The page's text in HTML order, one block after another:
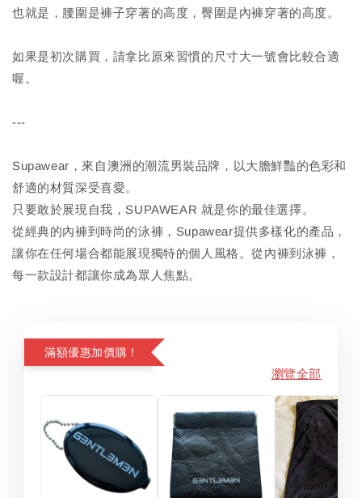
也就是，腰圍是褲子穿著的高度，臀圍是內褲穿著的高度。
如果是初次購買，請拿比原來習慣的尺寸大一號會比較合適
喔。
---
Supawear，來自澳洲的潮流男裝品牌，以大膽鮮豔的色彩和
舒適的材質深受喜愛。
只要敢於展現自我，SUPAWEAR 就是你的最佳選擇。
從經典的內褲到時尚的泳褲，Supawear提供多樣化的產品，
讓你在任何場合都能展現獨特的個人風格。從內褲到泳褲，
每一款設計都讓你成為眾人焦點。
滿額優惠加價購！
瀏覽全部